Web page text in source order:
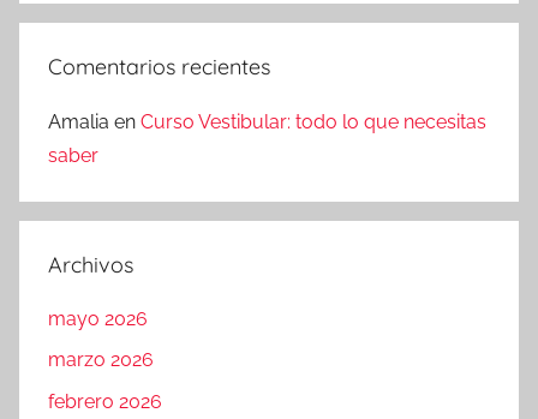
Comentarios recientes
Amalia en Curso Vestibular: todo lo que necesitas
saber
Archivos
mayo 2026
marzo 2026
febrero 2026